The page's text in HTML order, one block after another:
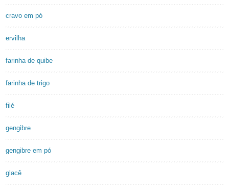
cravo em pó
ervilha
farinha de quibe
farinha de trigo
filé
gengibre
gengibre em pó
glacê